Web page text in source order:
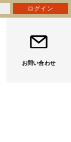
お問い合わせ
ログイン